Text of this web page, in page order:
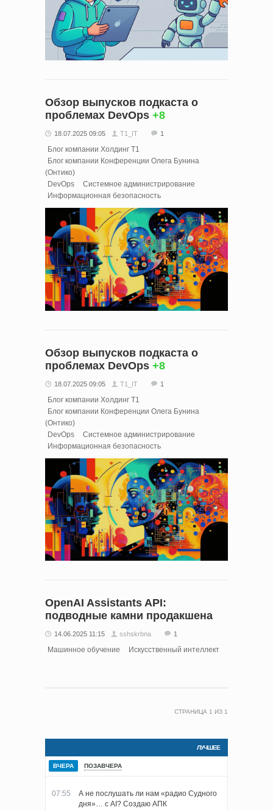
Обзор выпусков подкаста о
проблемах DevOps +8
18.07.2025 09:05 T1_IT 1
Блог компании Холдинг Т1
Блог компании Конференции Олега Бунина
(Онтико)
DevOps
Системное администрирование
Информационная безопасность
Обзор выпусков подкаста о
проблемах DevOps +8
18.07.2025 09:05 T1_IT 1
Блог компании Холдинг Т1
Блог компании Конференции Олега Бунина
(Онтико)
DevOps
Системное администрирование
Информационная безопасность
OpenAI Assistants API:
подводные камни продакшена
14.06.2025 11:15 sshskrbna 1
Машинное обучение Искусственный интеллект
СТРАНИЦА 1 ИЗ 1
ЛУЧШЕЕ
ВЧЕРА ПОЗАВЧЕРА
07:55
А не послушать ли нам «радио Судного
дня»… с AI? Создаю АПК